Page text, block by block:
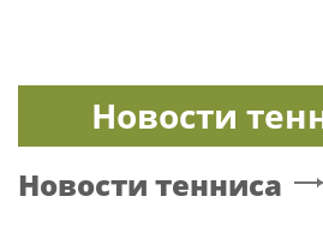
Новости
Новости тенниса